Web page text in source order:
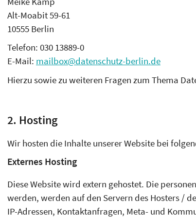
Alt-Moabit 59-61
10555 Berlin
Telefon: 030 13889-0
E-Mail: mailbox@datenschutz-berlin.de
Hierzu sowie zu weiteren Fragen zum Thema
2. Hosting
Wir hosten die Inhalte unserer Website bei
Externes Hosting
Diese Website wird extern gehostet. Die
werden, werden auf den Servern des Hosters /
IP-Adressen, Kontaktanfragen, Meta- und